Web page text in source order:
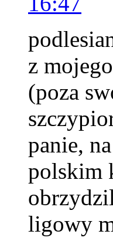
z
(poza
panie,
polskim
ligowy